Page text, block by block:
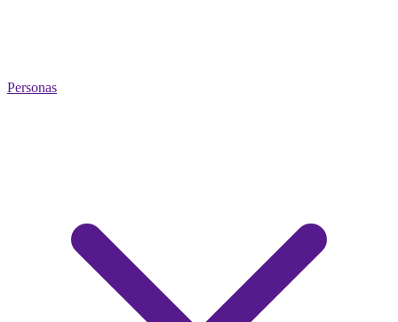
Personas